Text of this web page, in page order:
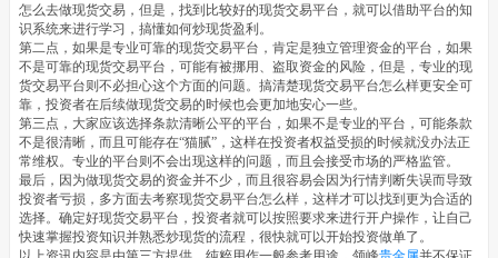
怎么去做现货交易，但是，找到比较好的现货交易平台，就可以借助平台的知
识系统来进行学习，搞懂如何炒现货盈利。
第二点，如果是专业可靠的现货交易平台，肯定是独立管理资金的平台，如果
不是可靠的现货交易平台，可能有被挪用、盗取资金的风险，但是，专业的现
货交易平台则不必担心这个方面的问题。搞清楚现货交易平台怎么样更安全可
靠，投资者在后续做现货交易的时候也会更加地安心一些。
第三点，大家应该选择条款清晰公平的平台，如果不是专业的平台，可能条款
不是很清晰，而且可能存在“猫腻”，这样在投资者权益受损的时候就没办法正
常维权。专业的平台则不会出现这样的问题，而且会接受市场的严格监管。
最后，因为做现货交易的资金并不少，而且很容易会因为行情判断失误而导致
投资者亏损，多方面去考察现货交易平台怎么样，这样才可以找到更为合适的
选择。确定好现货交易平台，投资者就可以按照要求来进行开户操作，让自己
快速掌握投资知识并熟悉炒现货的流程，很快就可以开始投资做单了。